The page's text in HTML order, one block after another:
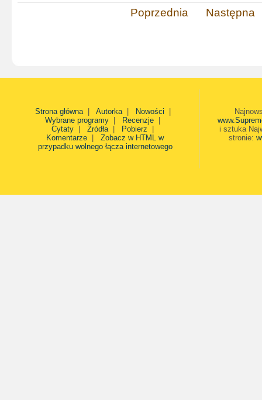
Poprzednia Następna
Strona główna| Autorka| Nowości
Wybrane programy
Recenzje
Cytaty
Źródła| Pobierz
Komentarze
Zobacz w HTML w
przypadku wolnego łącza internetowego
i sztuka
stronie: